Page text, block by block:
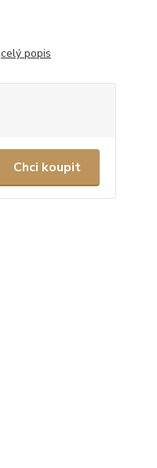
celý popis
Chci koupit